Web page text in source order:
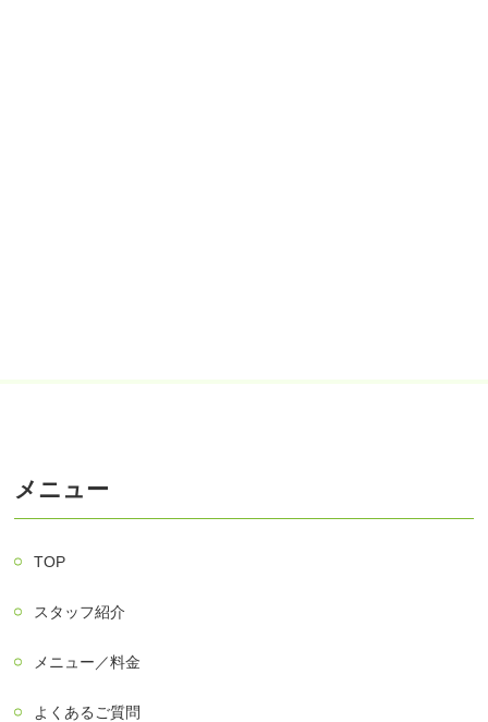
メニュー
TOP
スタッフ紹介
メニュー／料金
よくあるご質問